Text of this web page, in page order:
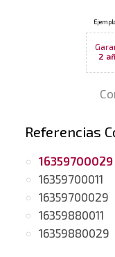
2
Referencias
16359700029
16359700011
16359700029
16359880011
16359880029